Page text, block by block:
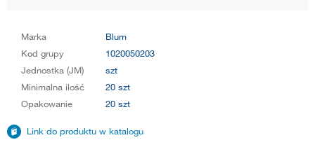
Marka
Blum
Kod grupy
1020050203
Jednostka (JM)
szt
Minimalna ilość
20 szt
Opakowanie
20 szt
Link do produktu w katalogu